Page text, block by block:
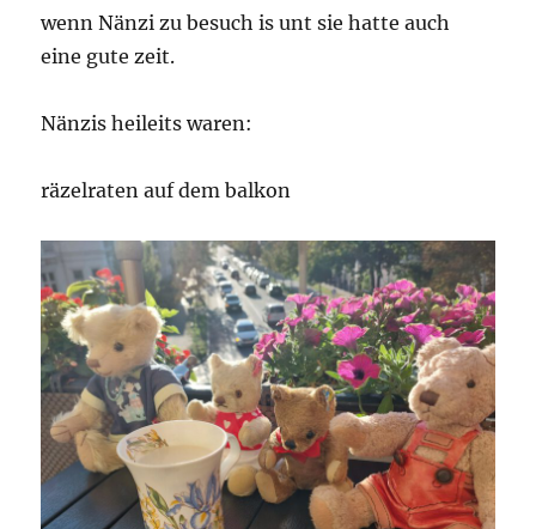
wenn Nänzi zu besuch is unt sie hatte auch
eine gute zeit.
Nänzis heileits waren:
räzelraten auf dem balkon